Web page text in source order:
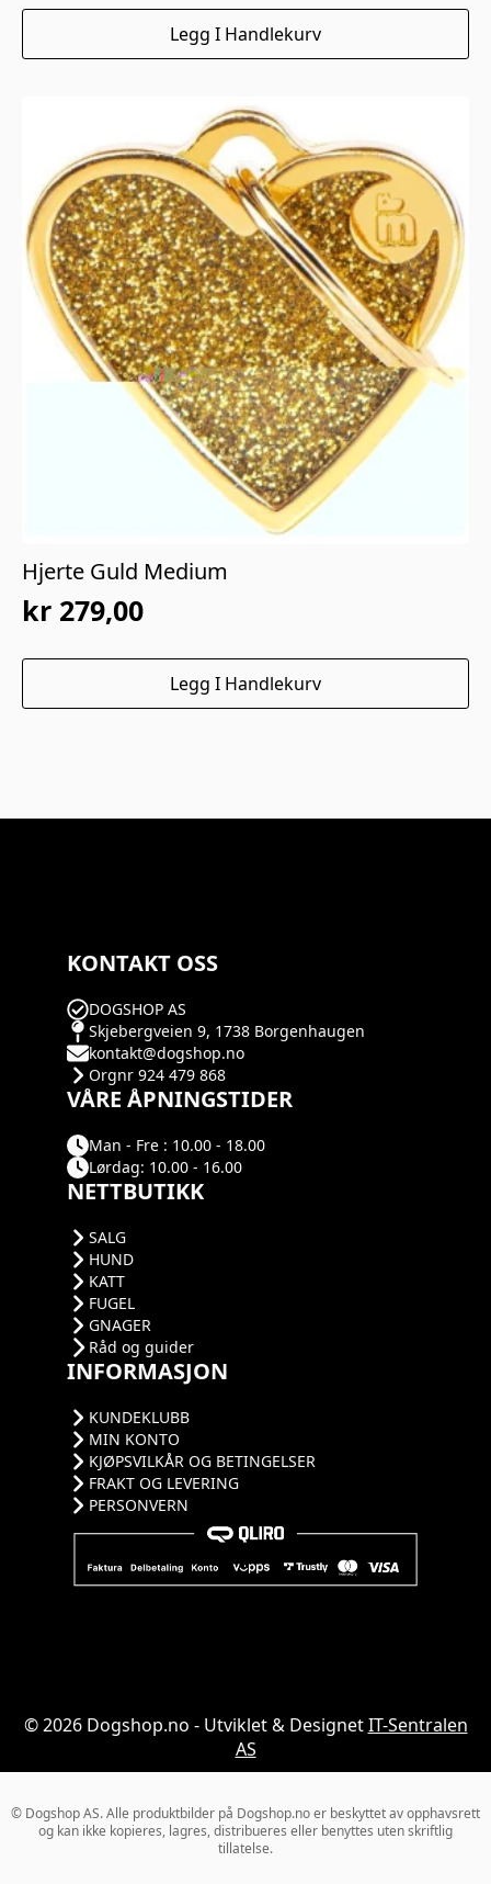
Legg I Handlekurv
Hjerte Guld Medium
kr 279,00
Legg I Handlekurv
KONTAKT OSS
DOGSHOP AS
Skjebergveien 9, 1738 Borgenhaugen
kontakt@dogshop.no
Orgnr 924 479 868
VÅRE ÅPNINGSTIDER
Man - Fre : 10.00 - 18.00
Lørdag: 10.00 - 16.00
NETTBUTIKK
SALG
HUND
KATT
FUGEL
GNAGER
Råd og guider
INFORMASJON
KUNDEKLUBB
MIN KONTO
KJØPSVILKÅR OG BETINGELSER
FRAKT OG LEVERING
PERSONVERN
© 2026 Dogshop.no - Utviklet & DesignetIT-Sentralen
AS
© Dogshop AS. Alle produktbilder på Dogshop.no er beskyttet av opphavsrett
og kan ikke kopieres, lagres, distribueres eller benyttes uten skriftlig
tillatelse.